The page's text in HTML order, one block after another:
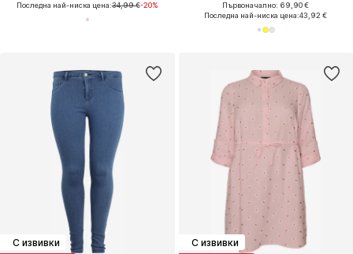
Последна най-ниска цена:34,99 €-20%
Първоначално: 69,90 €
Последна най-ниска цена:43,92 €
С извивки
С извивки